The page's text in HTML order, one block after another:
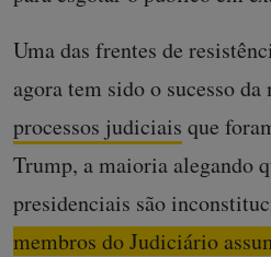
Uma das frentes de
agora tem sido o sucesso
processos judiciais que
Trump, a maioria alegando
presidenciais são
membros do Judiciário